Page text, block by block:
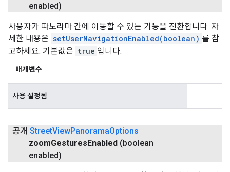
enabled)
사용자가 파노라마 간에 이동할 수 있는 기능을 전환합니다. 자
세한 내용은 setUserNavigationEnabled(boolean) 를 참
고하세요. 기본값은 true 입니다.
매개변수
사용 설정됨
공개 StreetViewPanoramaOptions
zoomGesturesEnabled (boolean
enabled)